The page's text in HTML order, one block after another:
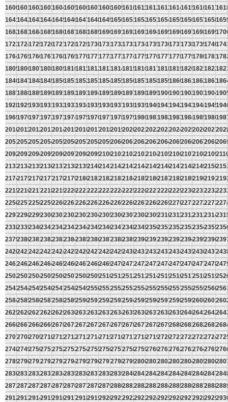
160016011602160316041605160616071608160916101611161216131614161516161617
164116421643164416451646164716481649165016511652165316541655165616571658
168216831684168516861687168816891690169116921693169416951696169716981699
172317241725172617271728172917301731173217331734173517361737173817391740
176417651766176717681769177017711772177317741775177617771778177917801781
180518061807180818091810181118121813181418151816181718181819182018211822
184618471848184918501851185218531854185518561857185818591860186118621863
188718881889189018911892189318941895189618971898189919001901190219031904
192819291930193119321933193419351936193719381939194019411942194319441945
196919701971197219731974197519761977197819791980198119821983198419851986
201020112012201320142015201620172018201920202021202220232024202520262027
205120522053205420552056205720582059206020612062206320642065206620672068
209220932094209520962097209820992100210121022103210421052106210721082109
213321342135213621372138213921402141214221432144214521462147214821492150
217421752176217721782179218021812182218321842185218621872188218921902191
221522162217221822192220222122222223222422252226222722282229223022312232
225622572258225922602261226222632264226522662267226822692270227122722273
229722982299230023012302230323042305230623072308230923102311231223132314
233823392340234123422343234423452346234723482349235023512352235323542355
237923802381238223832384238523862387238823892390239123922393239423952396
242024212422242324242425242624272428242924302431243224332434243524362437
246124622463246424652466246724682469247024712472247324742475247624772478
250225032504250525062507250825092510251125122513251425152516251725182519
254325442545254625472548254925502551255225532554255525562557255825592560
258425852586258725882589259025912592259325942595259625972598259926002601
262526262627262826292630263126322633263426352636263726382639264026412642
266626672668266926702671267226732674267526762677267826792680268126822683
270727082709271027112712271327142715271627172718271927202721272227232724
274827492750275127522753275427552756275727582759276027612762276327642765
278927902791279227932794279527962797279827992800280128022803280428052806
283028312832283328342835283628372838283928402841284228432844284528462847
287128722873287428752876287728782879288028812882288328842885288628872888
291229132914291529162917291829192920292129222923292429252926292729282929